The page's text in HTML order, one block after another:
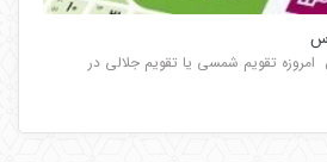
تقویم شمسی یا تقویم جلالی در